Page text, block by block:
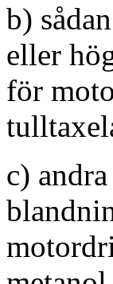
b)
eller
för
c)